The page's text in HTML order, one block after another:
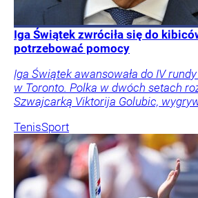
Iga Świątek zwróciła się do
potrzebować pomocy
Iga Świątek awansowała do IV
w Toronto. Polka w dwóch setach
Szwajcarką Viktorija Golubic,
TenisSport